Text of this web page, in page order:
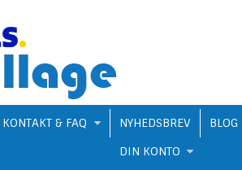
KONTAKT & FAQ NYHEDSBREV BLOG
DIN KONTO